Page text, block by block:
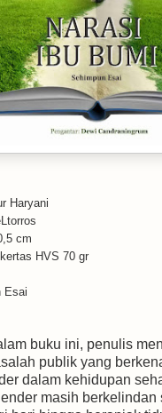
Haryani
cm
HVS 70 gr
Esai
buku ini, penulis
publik yang
dalam kehidupan
masih berkelindan